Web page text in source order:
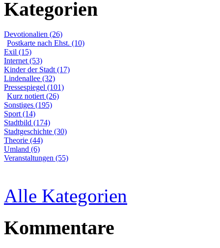
Kategorien
Devotionalien (26)
Postkarte nach Ehst. (10)
Exil (15)
Internet (53)
Kinder der Stadt (17)
Lindenallee (32)
Pressespiegel (101)
Kurz notiert (26)
Sonstiges (195)
Sport (14)
Stadtbild (174)
Stadtgeschichte (30)
Theorie (44)
Umland (6)
Veranstaltungen (55)
Alle Kategorien
Kommentare